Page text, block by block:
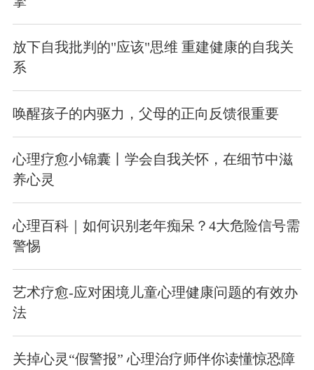
放下自我批判的"应该"思维 重建健康的自我关
系
唤醒孩子的内驱力，父母的正向反馈很重要
心理疗愈小锦囊丨学会自我关怀，在细节中滋
养心灵
心理百科｜如何识别老年痴呆？4大危险信号需
警惕
艺术疗愈-应对困境儿童心理健康问题的有效办
法
关掉心灵“假警报” 心理治疗师伴你读懂惊恐障